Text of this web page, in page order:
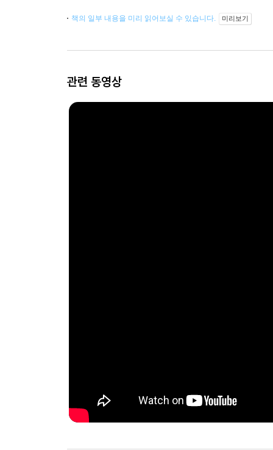
책의 일부 내용을 미리 읽어보실 수 있습니다. 미리보기
관련 동영상